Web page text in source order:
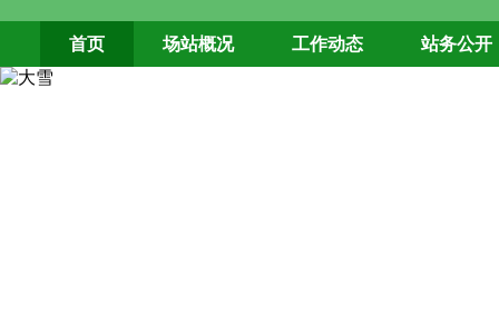
首页 场站概况 工作动态 站务公开